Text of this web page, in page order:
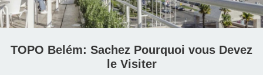
TOPO Belém: Sachez Pourquoi vous Devez
le Visiter